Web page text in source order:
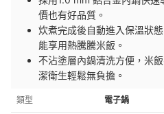
價也有好品質。
炊煮完成後自動進入保溫狀
能享用熱騰騰米飯。
不沾塗層內鍋清洗方便，米
潔衛生輕鬆無負擔。
類型 電子鍋